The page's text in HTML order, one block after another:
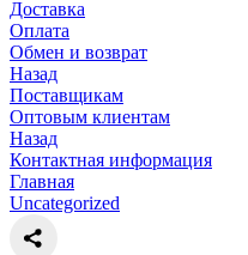
Доставка
Оплата
Обмен и возврат
Назад
Поставщикам
Оптовым клиентам
Назад
Контактная информация
Главная
Uncategorized